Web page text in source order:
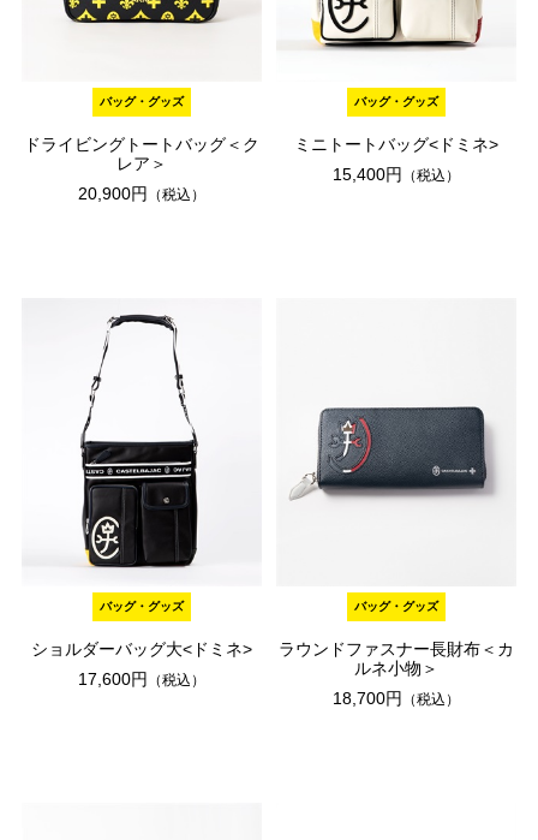
バッグ・グッズ
ドライビングトートバッグ＜ク
レア＞
20,900円
（税込）
バッグ・グッズ
ミニトートバッグ<ドミネ>
15,400円
（税込）
バッグ・グッズ
ショルダーバッグ大<ドミネ>
17,600円
（税込）
バッグ・グッズ
ラウンドファスナー長財布＜カ
ルネ小物＞
18,700円
（税込）